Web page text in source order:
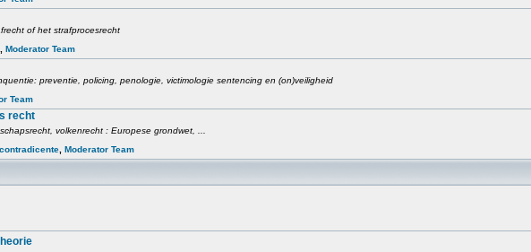
of het strafprocesrecht
Moderator Team
preventie, policing, penologie, victimologie sentencing en (on)veiligheid
Team
recht
volkenrecht : Europese grondwet, ...
Moderator Team